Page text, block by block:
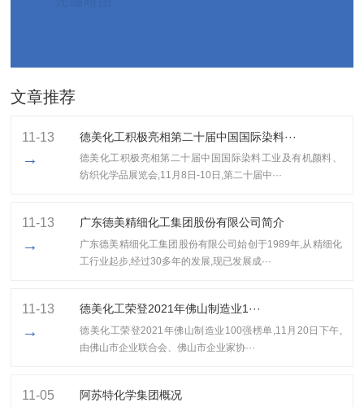
文章推荐
11-13
→
德美化工积极亮相第二十届中国国际染料···
德美化工积极亮相第二十届中国国际染料工业及有机颜料、
纺织化学品展览会,11月8日-10日,第二十届中···
11-13
→
广东德美精细化工集团股份有限公司简介
广东德美精细化工集团股份有限公司始创于1989年,从精细化
工行业起步,经过30多年的发展,现已发展成···
11-13
→
​德美化工荣登2021年佛山制造业1···
​德美化工荣登2021年佛山制造业100强榜单,11月20日下午,
由佛山市企业联合会、佛山市企业家协···
11-05 阿苏特化学集团概况